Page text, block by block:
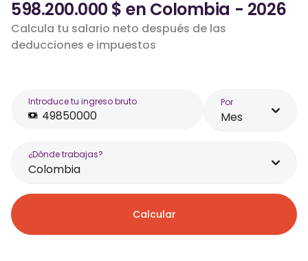
598.200.000 $ en Colombia - 2026
Calcula tu salario neto después de las
deducciones e impuestos
Introduce tu ingreso bruto Por
Mes
¿Dónde trabajas?
Colombia
Calcular